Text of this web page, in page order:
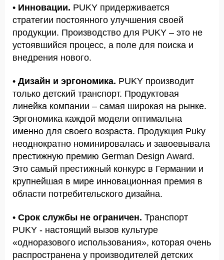
• Инновации. PUKY придерживается
стратегии постоянного улучшения своей
продукции. Производство для PUKY – это не
устоявшийся процесс, а поле для поиска и
внедрения нового.
• Дизайн и эргономика. PUKY производит
только детский транспорт. Продуктовая
линейка компании – самая широкая на рынке.
Эргономика каждой модели оптимальна
именно для своего возраста. Продукция Puky
неоднократно номинировалась и завоевывала
престижную премию German Design Award.
Это самый престижный конкурс в Германии и
крупнейшая в мире инновационная премия в
области потребительского дизайна.
• Срок службы не ограничен. Транспорт
PUKY - настоящий вызов культуре
«одноразового использования», которая очень
распространена у производителей детских